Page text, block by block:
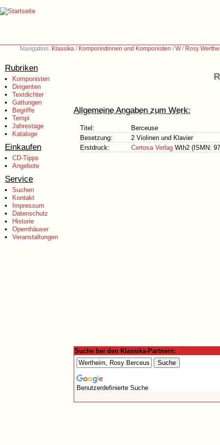
Navigation: Klassika / Komponistinnen und Komponisten /W/ Rosy
Rubriken
Komponisten
Dirigenten
Textdichter
Gattungen
Begriffe
Tempi
Jahrestage
Kataloge
Einkaufen
CD-Tipps
Angebote
Service
Suchen
Kontakt
Impressum
Datenschutz
Historie
Opernhäuser
Veranstaltungen
Allgemeine Angaben zum Werk:
Titel:
Berceuse
Besetzung:
2 Violinen und Klavier
Erstdruck:
Certosa Verlag Wth2 (ISMN:
Suche bei den Klassika-Partnern:
Benutzerdefinierte Suche